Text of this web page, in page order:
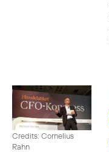
Credits: Cornelius
Rahn